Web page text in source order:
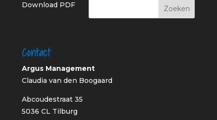
Download PDF
Contact
Argus Management
Claudia van den Boogaard
Abcoudestraat 35
5036 CL Tilburg